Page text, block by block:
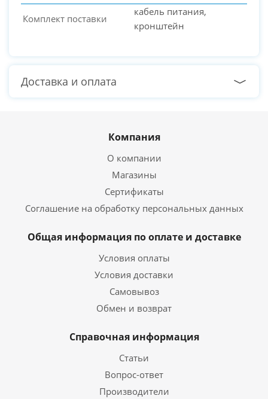
Комплект поставки
кабель питания,
кронштейн
Доставка и оплата
Компания
О компании
Магазины
Сертификаты
Соглашение на обработку персональных данных
Общая информация по оплате и доставке
Условия оплаты
Условия доставки
Самовывоз
Обмен и возврат
Справочная информация
Статьи
Вопрос-ответ
Производители